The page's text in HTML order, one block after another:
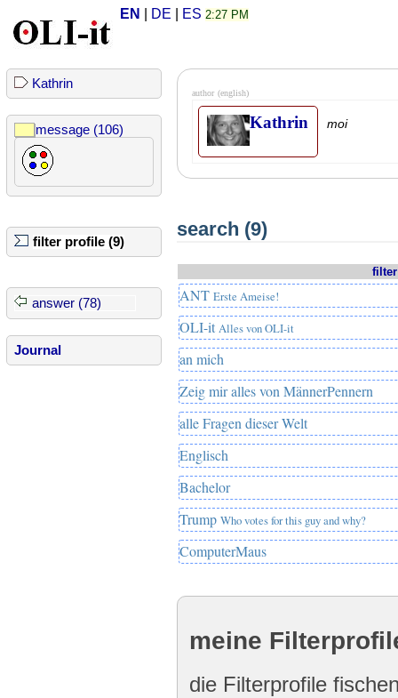
EN DE ES 2:27 PM
Kathrin
message (106)
filter profile (9)
answer (78)
Journal
author (english)
Kathrin moi
search (9)
ANT Erste Ameise!
OLI-it Alles von OLI-it
an mich
Zeig mir alles von MännerPennern
alle Fragen dieser Welt
Englisch
Bachelor
Trump Who votes for this guy and why?
ComputerMaus
meine
die Filterprofile